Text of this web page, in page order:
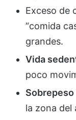
Exceso de
“comida
grandes.
Vida
poco
la zona del